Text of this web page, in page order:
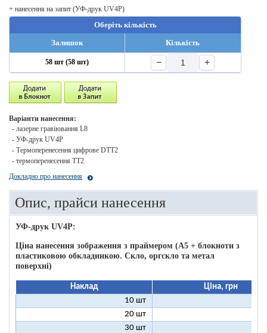
+ нанесення на запит (УФ-друк UV4P)
Оберіть кількість
Залишок
Кількість
58 шт (58 шт) − +
Варіанти нанесення:
- лазерне гравіювання L8
- УФ-друк UV4P
- Термоперенесення цифрове DTT2
- термоперенесення ТТ2
Докладно про нанесення
Опис, прайси нанесення
УФ-друк UV4P:
Ціна нанесення зображення з праймером (А5 + блокноти з
пластиковою обкладинкою. Скло, оргскло та метал
поверхні)
Наклад
Ціна, грн
10 шт
20 шт
30 шт